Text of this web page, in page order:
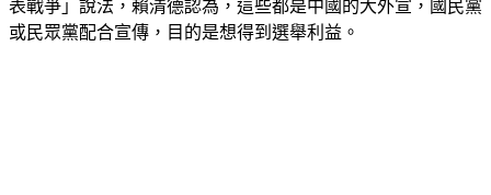
表戰爭」說法，賴清德認為，這些都是中國的大外宣，國民黨
或民眾黨配合宣傳，目的是想得到選舉利益。